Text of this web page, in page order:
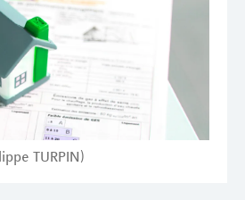
TURPIN)